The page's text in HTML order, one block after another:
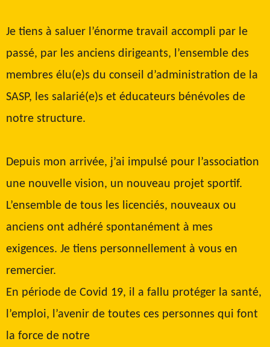
Je tiens à saluer l’énorme travail accompli par le
passé, par les anciens dirigeants, l’ensemble des
membres élu(e)s du conseil d’administration de la
SASP, les salarié(e)s et éducateurs bénévoles de
notre structure.
Depuis mon arrivée, j’ai impulsé pour l’association
une nouvelle vision, un nouveau projet sportif.
L’ensemble de tous les licenciés, nouveaux ou
anciens ont adhéré spontanément à mes
exigences. Je tiens personnellement à vous en
remercier.
En période de Covid 19, il a fallu protéger la santé,
l’emploi, l’avenir de toutes ces personnes qui font
la force de notre